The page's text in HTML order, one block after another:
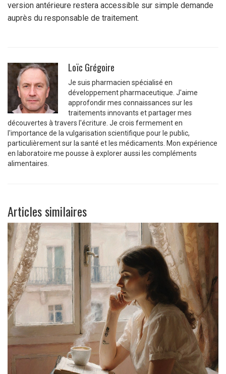
version antérieure restera accessible sur simple demande
auprès du responsable de traitement.
Loïc Grégoire
Je suis pharmacien spécialisé en
développement pharmaceutique. J'aime
approfondir mes connaissances sur les
traitements innovants et partager mes
découvertes à travers l'écriture. Je crois fermement en
l'importance de la vulgarisation scientifique pour le public,
particulièrement sur la santé et les médicaments. Mon expérience
en laboratoire me pousse à explorer aussi les compléments
alimentaires.
Articles similaires